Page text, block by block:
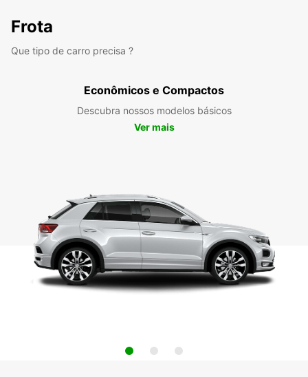
Frota
Que tipo de carro precisa ?
Econômicos e Compactos
Descubra nossos modelos básicos
Ver mais